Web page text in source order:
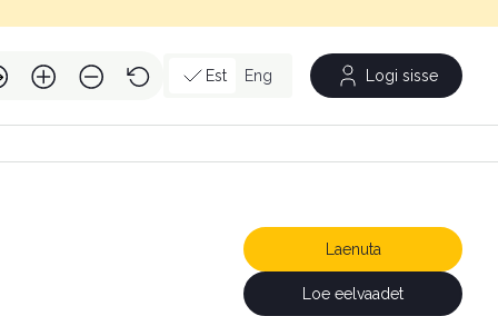
Est Eng Logi sisse
Laenuta
Loe eelvaadet